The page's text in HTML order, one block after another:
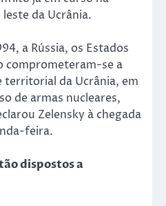
da Ucrânia.
a Rússia, os Estados
comprometeram-se a
da Ucrânia, em
de armas nucleares,
Zelensky à chegada
feira.
dispostos a